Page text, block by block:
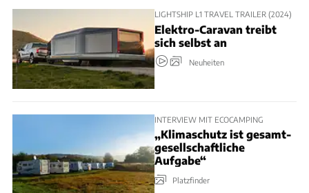
LIGHTSHIP L1 TRAVEL TRAILER (2024)
Elektro-Caravan treibt
sich selbst an
Neuheiten
INTERVIEW MIT ECOCAMPING
„Klimaschutz ist gesamt-
gesellschaftliche
Aufgabe“
Platzfinder